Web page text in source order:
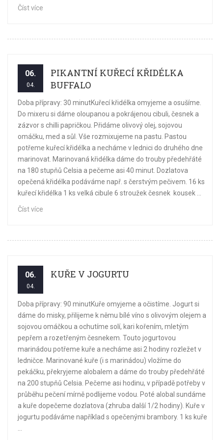
Číst více
06.
04.
PIKANTNÍ KUŘECÍ KŘIDÉLKA
BUFFALO
Doba přípravy: 30 minutKuřecí křidélka omyjeme a osušíme.
Do mixeru si dáme oloupanou a pokrájenou cibuli, česnek a
zázvor s chilli papričkou. Přidáme olivový olej, sojovou
omáčku, med a sůl. Vše rozmixujeme na pastu. Pastou
potřeme kuřecí křidélka a necháme v lednici do druhého dne
marinovat. Marinovaná křidélka dáme do trouby předehřáté
na 180 stupňů Celsia a pečeme asi 40 minut. Dozlatova
opečená křidélka podáváme např. s čerstvým pečivem. 16 ks
kuřecí křidélka 1 ks velká cibule 6 stroužek česnek kousek ...
Číst více
06.
04.
KUŘE V JOGURTU
Doba přípravy: 90 minutKuře omyjeme a očistíme. Jogurt si
dáme do misky, přilijeme k němu bílé víno s olivovým olejem a
sojovou omáčkou a ochutíme solí, kari kořením, mletým
pepřem a rozetřeným česnekem. Touto jogurtovou
marinádou potřeme kuře a necháme asi 2 hodiny rozležet v
ledničce. Marinované kuře (i s marinádou) vložíme do
pekáčku, překryjeme alobalem a dáme do trouby předehřáté
na 200 stupňů Celsia. Pečeme asi hodinu, v případě potřeby v
průběhu pečení mírně podlijeme vodou. Poté alobal sundáme
a kuře dopečeme dozlatova (zhruba další 1/2 hodiny). Kuře v
jogurtu podáváme například s opečenými brambory. 1 ks kuře